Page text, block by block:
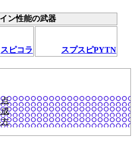
ン性能の武器
スピコラ
スプスピPYTN